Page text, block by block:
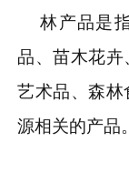
林产品是
品、苗木花卉
艺术品、森
源相关的产品。